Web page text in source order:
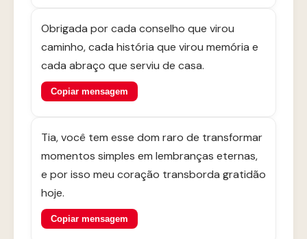
Obrigada por cada conselho que virou
caminho, cada história que virou memória e
cada abraço que serviu de casa.
Copiar mensagem
Tia, você tem esse dom raro de transformar
momentos simples em lembranças eternas,
e por isso meu coração transborda gratidão
hoje.
Copiar mensagem